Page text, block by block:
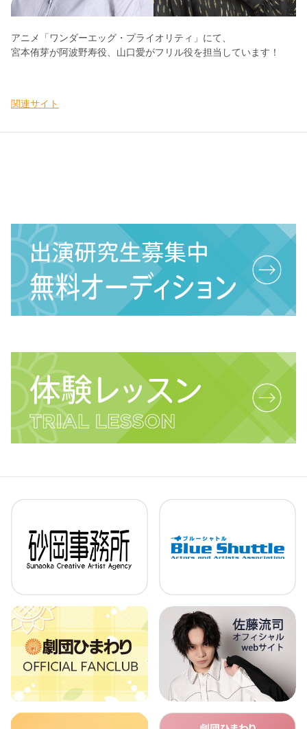
アニメ「ワンダーエッグ・プライオリティ」にて、
宮本侑芽が阿波野寿役、山口愛がフリル役を担当しています！
関連サイト